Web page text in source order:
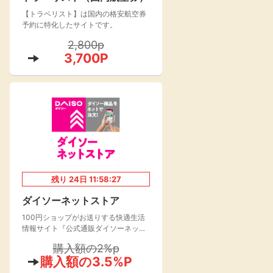
楽天toto【無料利
用登録】
140P
楽天レシピ
100P
レシ活
キャンペーン
情報
【トラベリスト】は国内の格安航空券
予約に特化したサイトです。
2,800p
3,700P
残り 24日 11:58:26
ダイソーネットストア
100円ショップがお送りする快適生活
情報サイト『公式通販ダイソーネット
購入額の2%p
購入額の3.5%P